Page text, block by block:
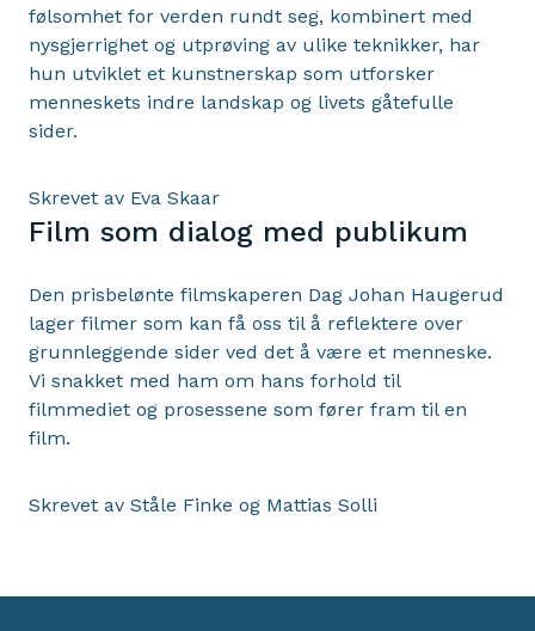
følsomhet for verden rundt seg, kombinert med
nysgjerrighet og utprøving av ulike teknikker, har
hun utviklet et kunstnerskap som utforsker
menneskets indre landskap og livets gåtefulle
sider.
Skrevet av Eva Skaar
Film som dialog med publikum
Den prisbelønte filmskaperen Dag Johan Haugerud
lager filmer som kan få oss til å reflektere over
grunnleggende sider ved det å være et menneske.
Vi snakket med ham om hans forhold til
filmmediet og prosessene som fører fram til en
film.
Skrevet av Ståle Finke og Mattias Solli